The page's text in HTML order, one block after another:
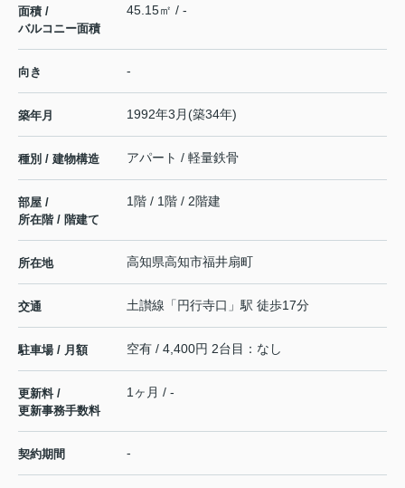
面積 /
バルコニー面積
45.15㎡ / -
向き -
築年月 1992年3月(築34年)
種別 / 建物構造 アパート / 軽量鉄骨
部屋 /
所在階 / 階建て
1階 / 1階 / 2階建
所在地 高知県高知市福井扇町
交通 土讃線 「円行寺口 」駅 徒歩17分
駐車場 / 月額 空有 / 4,400円 2台目：なし
更新料 /
更新事務手数料
1ヶ月 / -
契約期間 -